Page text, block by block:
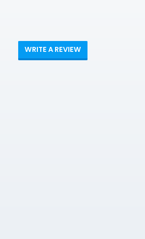
WRITE A REVIEW